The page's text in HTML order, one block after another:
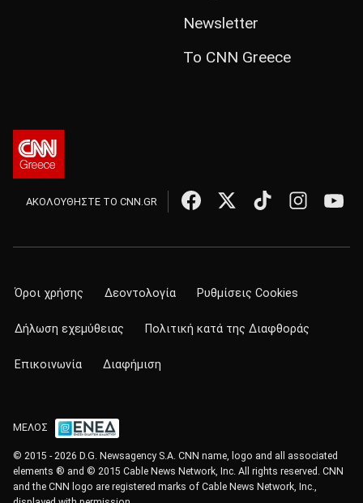
Newsletter
Το CNN Greece
ΑΚΟΛΟΥΘΗΣΤΕ ΤΟ CNN.GR
Όροι χρήσης Δεοντολογία Ρυθμίσεις Cookies
Δήλωση εχεμύθειας Πολιτική κατά της Διαφθοράς
Επικοινωνία Διαφήμιση
ΜΕΛΟΣ
© 2015 - 2026 D.G. Newsagency S.A. CNN name, logo and all associated
elements ® and © 2015 Cable News Network, Inc. All rights reserved. CNN
and the CNN logo are registered marks of Cable News Network, Inc.,